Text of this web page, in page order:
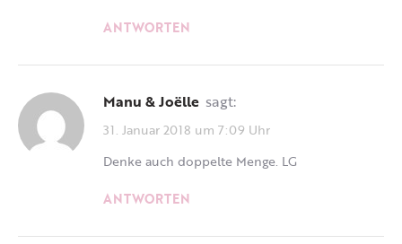
ANTWORTEN
Manu & Joëlle sagt:
31. Januar 2018 um 7:09 Uhr
Denke auch doppelte Menge. LG
ANTWORTEN